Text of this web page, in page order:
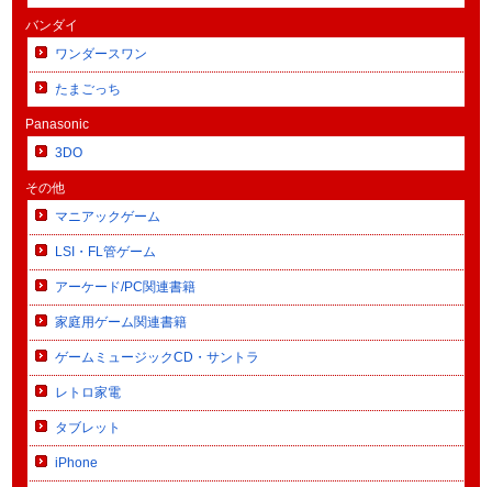
バンダイ
ワンダースワン
たまごっち
Panasonic
3DO
その他
マニアックゲーム
LSI・FL管ゲーム
アーケード/PC関連書籍
家庭用ゲーム関連書籍
ゲームミュージックCD・サントラ
レトロ家電
タブレット
iPhone